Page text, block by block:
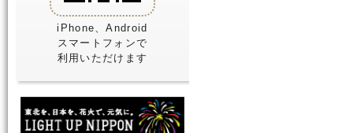
iPhone、Android
スマートフォンで
利用いただけます